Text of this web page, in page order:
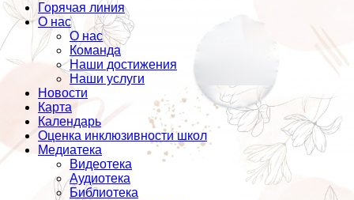
Горячая линия
О нас
О нас
Команда
Наши достижения
Наши услуги
Новости
Карта
Календарь
Оценка инклюзивности школ
Медиатека
Видеотека
Аудиотека
Библиотека